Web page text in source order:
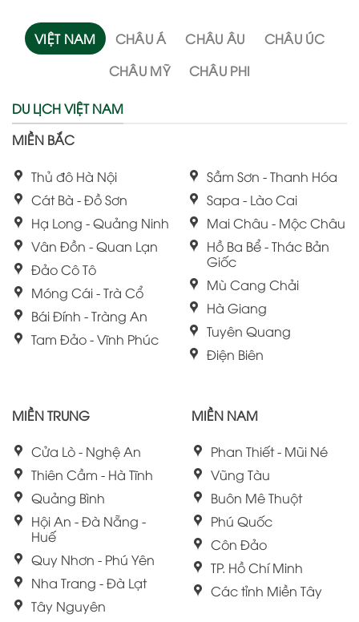
VIỆT NAM CHÂU Á CHÂU ÂU
CHÂU ÚC
CHÂU MỸ
CHÂU PHI
DU LỊCH VIỆT NAM
MIỀN BẮC
Thủ đô Hà Nội
Cát Bà - Đồ Sơn
Hạ Long - Quảng Ninh
Vân Đồn - Quan Lạn
Đảo Cô Tô
Móng Cái - Trà Cổ
Bái Đính - Tràng An
Tam Đảo - Vĩnh Phúc
Sầm Sơn - Thanh Hóa
Sapa - Lào Cai
Mai Châu - Mộc Châu
Hồ Ba Bể - Thác Bản
Giốc
Mù Cang Chải
Hà Giang
Tuyên Quang
Điện Biên
MIỀN TRUNG
Cửa Lò - Nghệ An
Thiên Cầm - Hà Tĩnh
Quảng Bình
Hội An - Đà Nẵng -
Huế
Quy Nhơn - Phú Yên
Nha Trang - Đà Lạt
Tây Nguyên
MIỀN NAM
Phan Thiết - Mũi Né
Vũng Tàu
Buôn Mê Thuột
Phú Quốc
Côn Đảo
TP. Hồ Chí Minh
Các tỉnh Miền Tây